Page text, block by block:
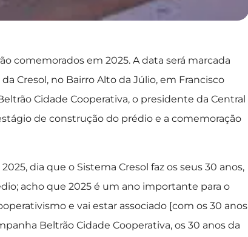
comemorados em 2025. A data será marcada
Cresol, no Bairro Alto da Júlio, em Francisco
Cidade Cooperativa, o presidente da Central
de construção do prédio e a comemoração
dia que o Sistema Cresol faz os seus 30 anos,
acho que 2025 é um ano importante para o
e vai estar associado [com os 30 anos
Beltrão Cidade Cooperativa, os 30 anos da